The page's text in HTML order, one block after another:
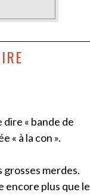
« bande de
« à la con ».
grosses merdes.
encore plus que le